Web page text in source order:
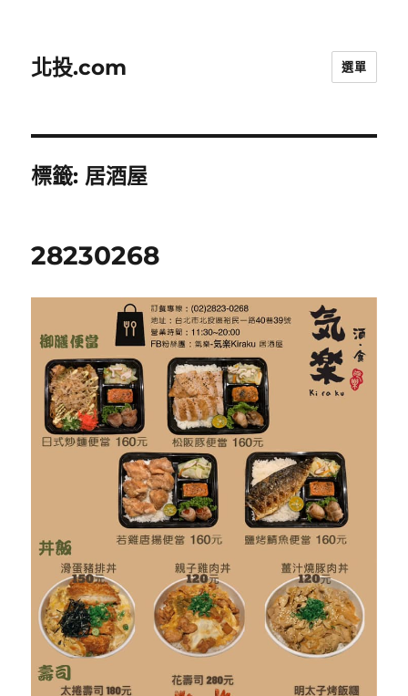
北投.com 選單
標籤: 居酒屋
28230268